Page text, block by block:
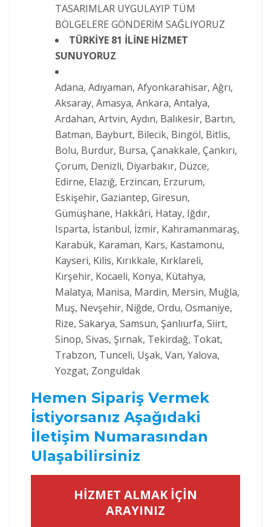
TASARIMLAR UYGULAYIP TÜM
BÖLGELERE GÖNDERİM SAĞLIYORUZ
TÜRKİYE 81 İLİNE HİZMET
SUNUYORUZ
Adana, Adıyaman, Afyonkarahisar, Ağrı,
Aksaray, Amasya, Ankara, Antalya,
Ardahan, Artvin, Aydın, Balıkesir, Bartın,
Batman, Bayburt, Bilecik, Bingöl, Bitlis,
Bolu, Burdur, Bursa, Çanakkale, Çankırı,
Çorum, Denizli, Diyarbakır, Düzce,
Edirne, Elazığ, Erzincan, Erzurum,
Eskişehir, Gaziantep, Giresun,
Gümüşhane, Hakkâri, Hatay, Iğdır,
Isparta, İstanbul, İzmir, Kahramanmaraş,
Karabük, Karaman, Kars, Kastamonu,
Kayseri, Kilis, Kırıkkale, Kırklareli,
Kırşehir, Kocaeli, Konya, Kütahya,
Malatya, Manisa, Mardin, Mersin, Muğla,
Muş, Nevşehir, Niğde, Ordu, Osmaniye,
Rize, Sakarya, Samsun, Şanlıurfa, Siirt,
Sinop, Sivas, Şırnak, Tekirdağ, Tokat,
Trabzon, Tunceli, Uşak, Van, Yalova,
Yozgat, Zonguldak
Hemen Sipariş Vermek
İstiyorsanız Aşağıdaki
İletişim Numarasından
Ulaşabilirsiniz
HİZMET ALMAK İÇİN
ARAYINIZ